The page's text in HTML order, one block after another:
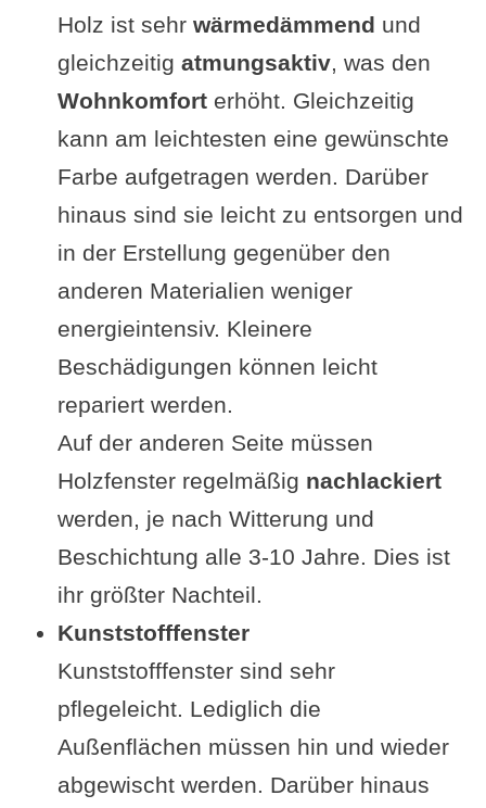
Holz ist sehr wärmedämmend und
gleichzeitig atmungsaktiv, was den
Wohnkomfort erhöht. Gleichzeitig
kann am leichtesten eine gewünschte
Farbe aufgetragen werden. Darüber
hinaus sind sie leicht zu entsorgen und
in der Erstellung gegenüber den
anderen Materialien weniger
energieintensiv. Kleinere
Beschädigungen können leicht
repariert werden.
Auf der anderen Seite müssen
Holzfenster regelmäßig nachlackiert
werden, je nach Witterung und
Beschichtung alle 3-10 Jahre. Dies ist
ihr größter Nachteil.
Kunststofffenster
Kunststofffenster sind sehr
pflegeleicht. Lediglich die
Außenflächen müssen hin und wieder
abgewischt werden. Darüber hinaus